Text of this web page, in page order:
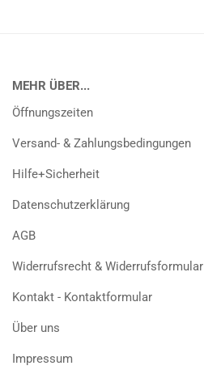
MEHR ÜBER...
Öffnungszeiten
Versand- & Zahlungsbedingungen
Hilfe+Sicherheit
Datenschutzerklärung
AGB
Widerrufsrecht & Widerrufsformular
Kontakt - Kontaktformular
Über uns
Impressum